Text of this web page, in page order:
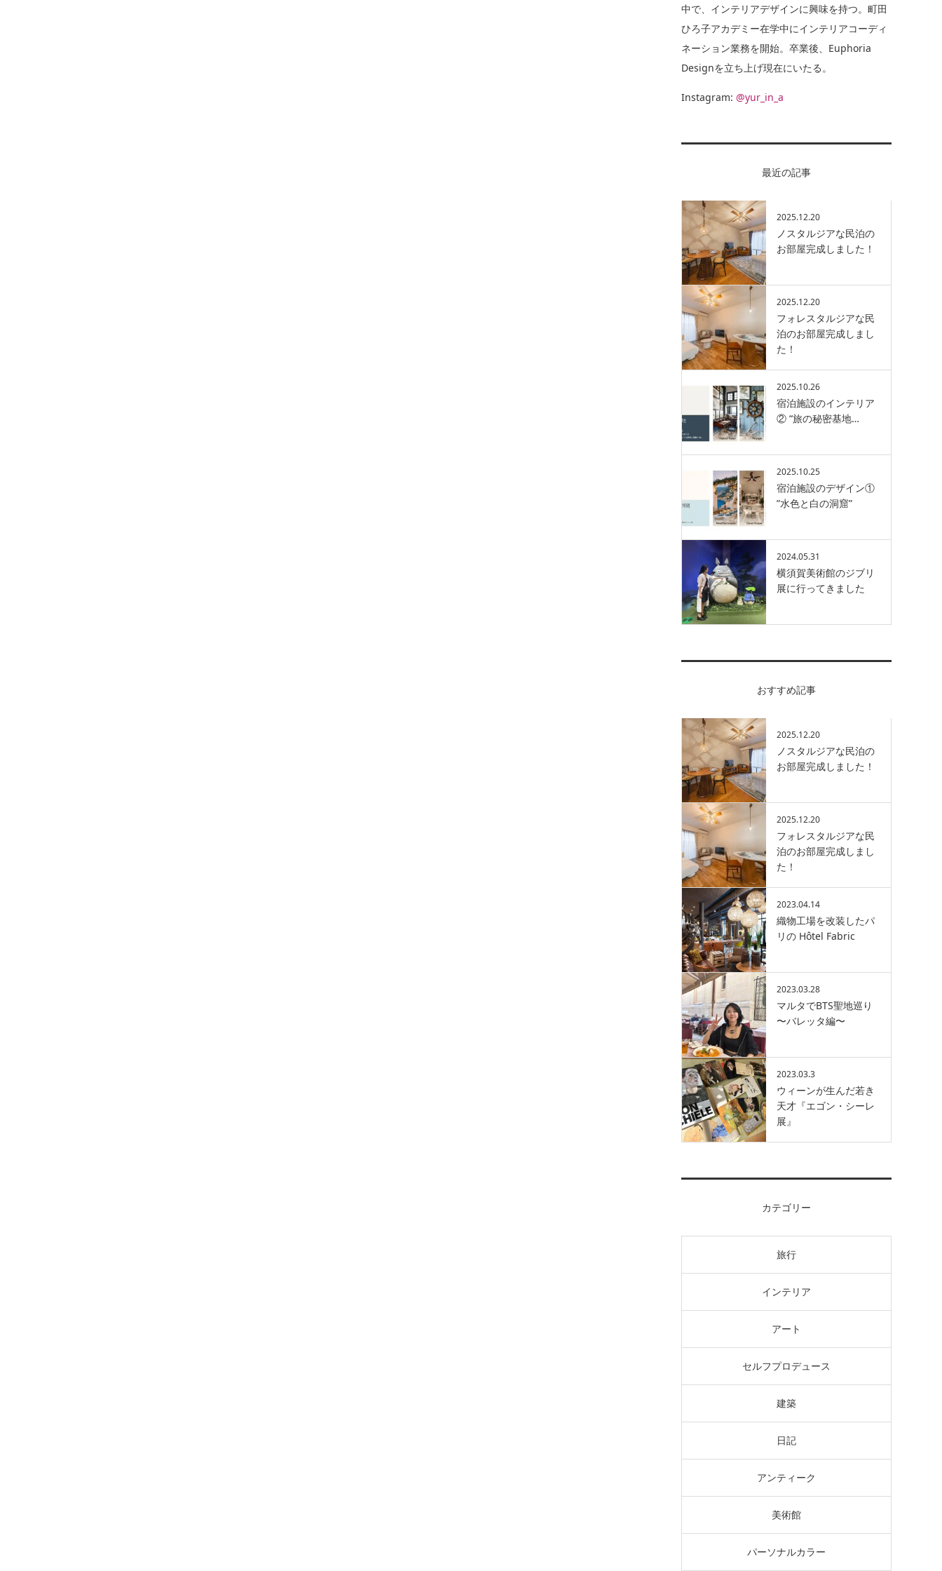
中で、インテリアデザインに興味を持つ。町田
ひろ子アカデミー在学中にインテリアコーディ
ネーション業務を開始。卒業後、Euphoria
Designを立ち上げ現在にいたる。
Instagram: @yur_in_a
最近の記事
2025.12.20
ノスタルジアな民泊の
お部屋完成しました！
2025.12.20
フォレスタルジアな民
泊のお部屋完成しまし
た！
2025.10.26
宿泊施設のインテリア
② “旅の秘密基地…
2025.10.25
宿泊施設のデザイン①
”水色と白の洞窟”
2024.05.31
横須賀美術館のジブリ
展に行ってきました
おすすめ記事
2025.12.20
ノスタルジアな民泊の
お部屋完成しました！
2025.12.20
フォレスタルジアな民
泊のお部屋完成しまし
た！
2023.04.14
織物工場を改装したパ
リの Hôtel Fabric
2023.03.28
マルタでBTS聖地巡り
〜バレッタ編〜
2023.03.3
ウィーンが生んだ若き
天才『エゴン・シーレ
展』
カテゴリー
旅行
インテリア
アート
セルフプロデュース
建築
日記
アンティーク
美術館
パーソナルカラー